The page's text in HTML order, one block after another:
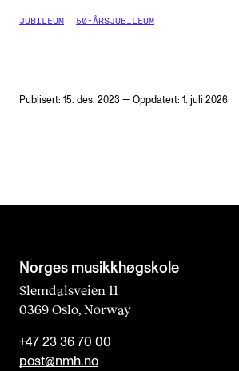
JUBILEUM 50-ÅRSJUBILEUM
Publisert: 15. des. 2023 — Oppdatert: 1. juli 2026
Norges musikk­høgskole
Slemdalsveien 11
0369 Oslo, Norway
+47 23 36 70 00
post@nmh.no